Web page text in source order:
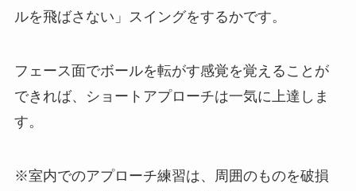
ルを飛ばさない 」スイングをするかです。
フェース面でボールを転がす感覚を覚えることが
できれば、ショートアプローチは一気に上達しま
す。
※室内でのアプローチ練習は、周囲のものを破損